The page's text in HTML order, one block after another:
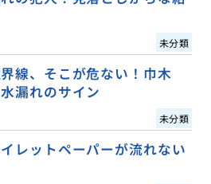
未分類
線、そこが危ない！巾木
漏れのサイン
未分類
レットペーパーが流れない